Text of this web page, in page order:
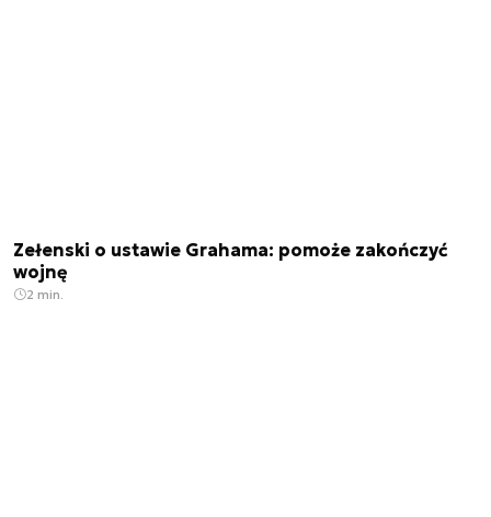
Zełenski o ustawie Grahama: pomoże zakończyć
wojnę
2 min.